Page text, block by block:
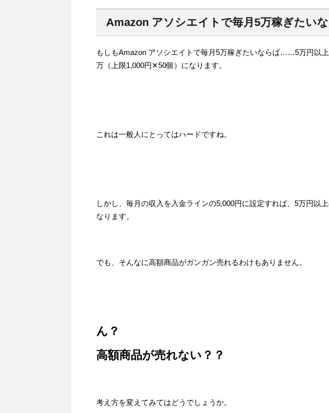
Amazon アソシエイトで毎月5万稼ぎたい
もしもAmazon アソシエイトで毎月5万稼ぎたいならば……5万円以
万（上限1,000円✕50個）になります。
これは一般人にとってはハードですね。
しかし、毎月の収入を入金ラインの5,000円に設定すれば、5万円以
なります。
でも、そんなに高額商品がガンガン売れるわけもありません。
ん？
高額商品が売れない？？
考え方を変えてみてはどうでしょうか。